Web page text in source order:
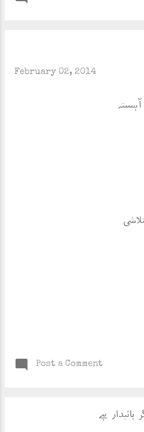
February 02, 2014
Post a Comment
ہے